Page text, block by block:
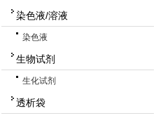
染色液/溶液
染色液
生物试剂
生化试剂
透析袋